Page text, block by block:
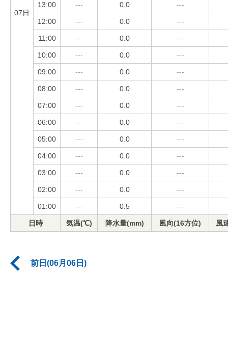
07日
13:00 --- 0.0 ---
12:00 --- 0.0 ---
11:00 --- 0.0 ---
10:00 --- 0.0 ---
09:00 --- 0.0 ---
08:00 --- 0.0 ---
07:00 --- 0.0 ---
06:00 --- 0.0 ---
05:00 --- 0.0 ---
04:00 --- 0.0 ---
03:00 --- 0.0 ---
02:00 --- 0.0 ---
01:00 --- 0.5 ---
日時 気温(℃) 降水量(mm) 風向(16方位) 風
前日(06月06日)